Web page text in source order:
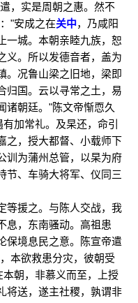
，实是周朝之惠。然不
"安成之在关中，乃咸阳
一城。本朝亲睦九族，恕
义。所以发德音者，盖为
。况鲁山梁之旧地，梁即
归国。云以寻常之土，易
诸朝廷。"陈文帝惭恧久
加常礼。及杲还，命引
之，授大都督、小载师下
训为蒲州总管，以杲为府
节、车骑大将军、仪同三
援之。与陈人交战，我
息，东南骚动。高祖患
保境息民之意。陈宣帝遣
本欲救患分灾，彼朝受
朝，非慕义而至，上授
将送，遂主社稷，孰谓非